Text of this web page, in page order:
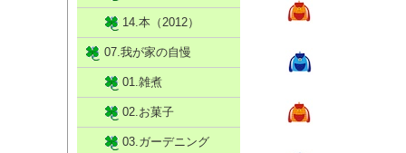
14.本（2012）
07.我が家の自慢
01.雑煮
02.お菓子
03.ガーデニング